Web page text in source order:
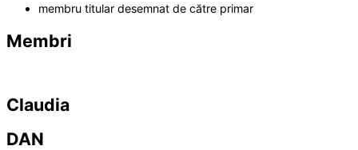
membru titular desemnat de către primar
Membri
Claudia
DAN